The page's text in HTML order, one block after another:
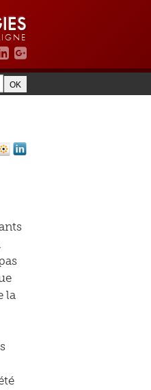
la